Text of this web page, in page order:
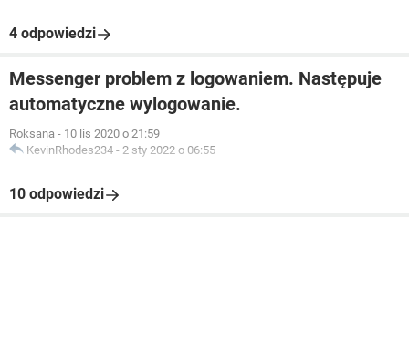
4 odpowiedzi
Messenger problem z logowaniem. Następuje
automatyczne wylogowanie.
Roksana - 10 lis 2020 o 21:59
KevinRhodes234 - 2 sty 2022 o 06:55
10 odpowiedzi